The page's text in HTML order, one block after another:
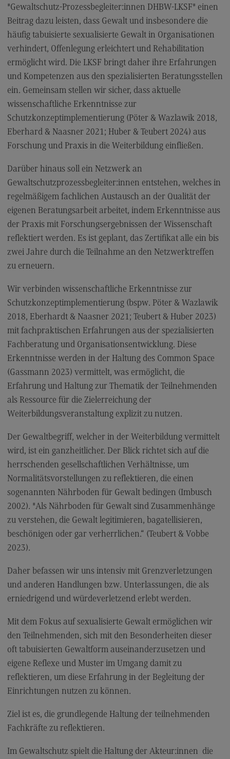
Kontakt
Ansprechpersonen
Wegbeschreibung
Kontaktformular
"Gewaltschutz-Prozessbegleiter:innen DHBW-LKSF" einen
Beitrag dazu leisten, dass Gewalt und insbesondere die
häufig tabuisierte sexualisierte Gewalt in Organisationen
verhindert, Offenlegung erleichtert und Rehabilitation
ermöglicht wird. Die LKSF bringt daher ihre Erfahrungen
und Kompetenzen aus den spezialisierten Beratungsstellen
ein. Gemeinsam stellen wir sicher, dass aktuelle
wissenschaftliche Erkenntnisse zur
Schutzkonzeptimplementierung (Pöter & Wazlawik 2018,
Eberhard & Naasner 2021; Huber & Teubert 2024) aus
Forschung und Praxis in die Weiterbildung einfließen.
Darüber hinaus soll ein Netzwerk an
Gewaltschutzprozessbegleiter:innen entstehen, welches in
regelmäßigem fachlichen Austausch an der Qualität der
eigenen Beratungsarbeit arbeitet, indem Erkenntnisse aus
der Praxis mit Forschungsergebnissen der Wissenschaft
reflektiert werden. Es ist geplant, das Zertifikat alle ein bis
zwei Jahre durch die Teilnahme an den Netzwerktreffen
zu erneuern.
Wir verbinden wissenschaftliche Erkenntnisse zur
Schutzkonzeptimplementierung (bspw. Pöter & Wazlawik
2018, Eberhardt & Naasner 2021; Teubert & Huber 2023)
mit fachpraktischen Erfahrungen aus der spezialisierten
Fachberatung und Organisationsentwicklung. Diese
Erkenntnisse werden in der Haltung des Common Space
(Gassmann 2023) vermittelt, was ermöglicht, die
Erfahrung und Haltung zur Thematik der Teilnehmenden
als Ressource für die Zielerreichung der
Weiterbildungsveranstaltung explizit zu nutzen.
Der Gewaltbegriff, welcher in der Weiterbildung vermittelt
wird, ist ein ganzheitlicher. Der Blick richtet sich auf die
herrschenden gesellschaftlichen Verhältnisse, um
Normalitätsvorstellungen zu reflektieren, die einen
sogenannten Nährboden für Gewalt bedingen (Imbusch
2002). "Als Nährboden für Gewalt sind Zusammenhänge
zu verstehen, die Gewalt legitimieren, bagatellisieren,
beschönigen oder gar verherrlichen.“ (Teubert & Vobbe
2023).
Daher befassen wir uns intensiv mit Grenzverletzungen
und anderen Handlungen bzw. Unterlassungen, die als
erniedrigend und würdeverletzend erlebt werden.
Mit dem Fokus auf sexualisierte Gewalt ermöglichen wir
den Teilnehmenden, sich mit den Besonderheiten dieser
oft tabuisierten Gewaltform auseinanderzusetzen und
eigene Reflexe und Muster im Umgang damit zu
reflektieren, um diese Erfahrung in der Begleitung der
Einrichtungen nutzen zu können.
Ziel ist es, die grundlegende Haltung der teilnehmenden
Fachkräfte zu reflektieren.
Im Gewaltschutz spielt die Haltung der Akteur:innen die